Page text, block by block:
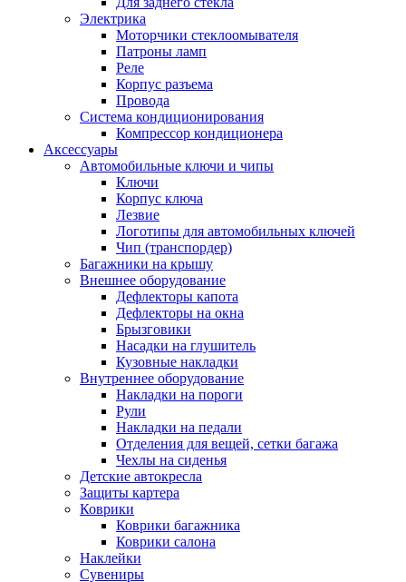
Электрика
Моторчики стеклоомывателя
Патроны ламп
Реле
Корпус разъема
Провода
Система кондиционирования
Компрессор кондиционера
Аксессуары
Автомобильные ключи и чипы
Ключи
Корпус ключа
Лезвие
Логотипы для автомобильных ключей
Чип (транспордер)
Багажники на крышу
Внешнее оборудование
Дефлекторы капота
Дефлекторы на окна
Брызговики
Насадки на глушитель
Кузовные накладки
Внутреннее оборудование
Накладки на пороги
Рули
Накладки на педали
Отделения для вещей, сетки багажа
Чехлы на сиденья
Детские автокресла
Защиты картера
Коврики
Коврики багажника
Коврики салона
Наклейки
Сувениры